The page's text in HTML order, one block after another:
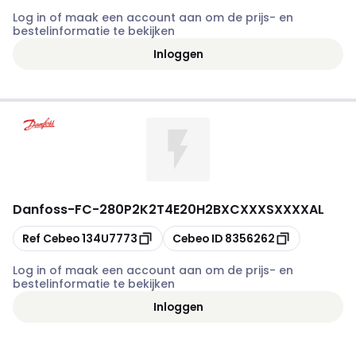
Log in of maak een account aan om de prijs- en
bestelinformatie te bekijken
Inloggen
Danfoss-FC-280P2K2T4E20H2BXCXXXSXXXXAL
Kopiëren
Ref Cebeo134U7773 Kopiëren
Cebeo ID 8356262
Log in of maak een account aan om de prijs- en
bestelinformatie te bekijken
Inloggen